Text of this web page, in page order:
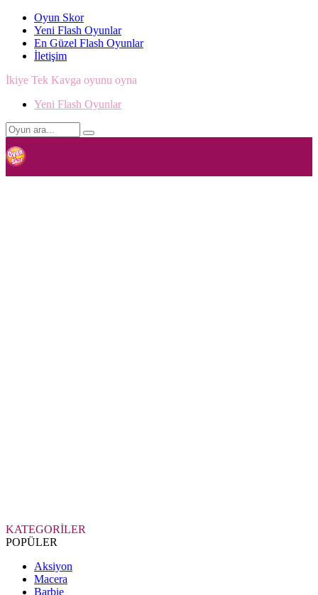
Oyun Skor
Yeni Flash Oyunlar
En Güzel Flash Oyunlar
İletişim
İkiye Tek Kavga oyunu oyna
Yeni Flash Oyunlar
KATEGORİLER
POPÜLER
Aksiyon
Macera
Barbie